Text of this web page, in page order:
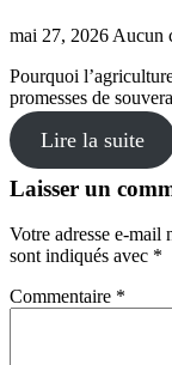
mai 27, 2026 Aucun
Pourquoi
promesses de
Lire la suite
Laisser un
Votre adresse e-mail
sont indiqués avec *
Commentaire *